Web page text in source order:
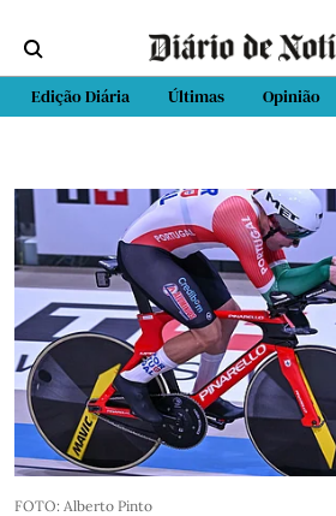
Edição Diária Últimas Opinião
FOTO: Alberto Pinto